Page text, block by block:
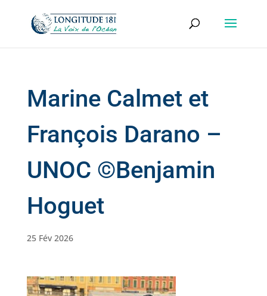
Marine Calmet et
François Darano –
UNOC ©Benjamin
Hoguet
25 Fév 2026